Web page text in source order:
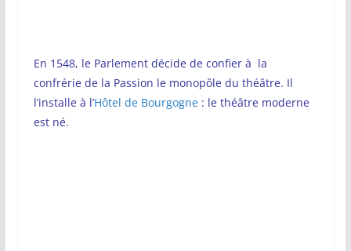
En 1548, le Parlement décide de confier à la
confrérie de la Passion le monopôle du théâtre. Il
l’installe à l’Hôtel de Bourgogne: le théâtre moderne
est né.